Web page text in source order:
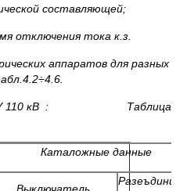
составляющей;
отключения тока к.з.
аппаратов для разных
ОРУ 110 кВ : Таблица
Каталожные данные